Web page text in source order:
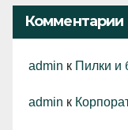
Комментарии
admin к Пилки и
admin к